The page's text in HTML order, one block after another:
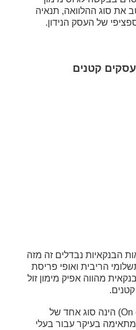
את סוג ההלוואה, תנאיה
של העסק הנידון.
הבנקאיות נבדלים זה מזה
הריבית ואופי פריסת
מהווה אפיק מימון זול
הלוואת "און קול" (On call loan) הינה סוג אחד של
בעיקר עבור בעלי